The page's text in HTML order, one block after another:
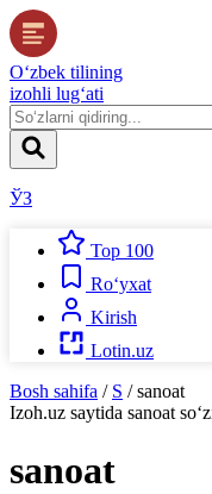
O‘zbek tilining
izohli lug‘ati
ЎЗ
Top 100
Ro‘yxat
Kirish
Lotin.uz
Bosh sahifa / S / sanoat
Izoh.uz saytida sanoat
sanoat